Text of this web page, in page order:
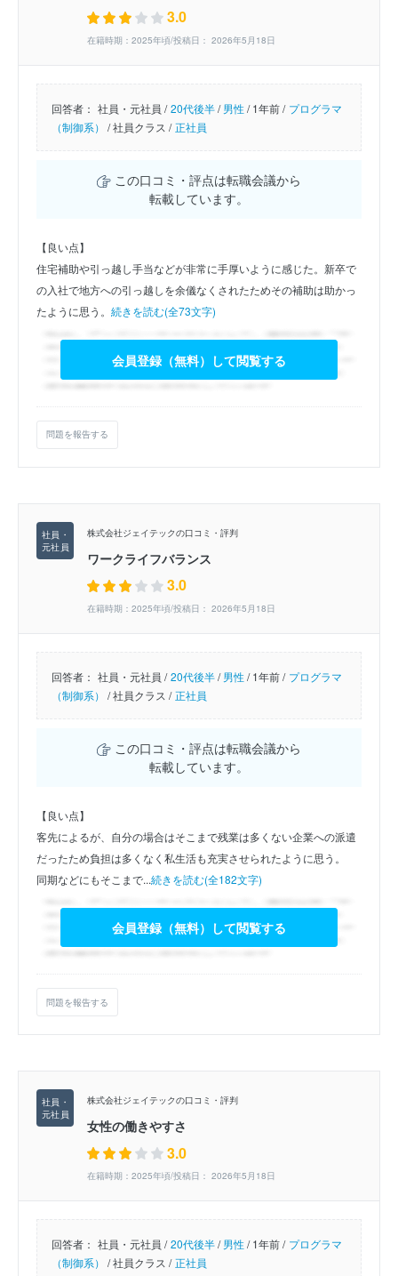
3.0
在籍時期：2025年頃/投稿日： 2026年5月18日
回答者： 社員・元社員 / 20代後半/男性/1年前 / プログラマ
（制御系） /社員クラス / 正社員
この口コミ・評点は転職会議から
転載しています。
【良い点】
住宅補助や引っ越し手当などが非常に手厚いように感じた。新卒で
の入社で地方への引っ越しを余儀なくされたためその補助は助かっ
たように思う。 続きを読む(全73文字)
会員登録（無料）して閲覧する
問題を報告する
株式会社ジェイテックの口コミ・評判
ワークライフバランス
3.0
在籍時期：2025年頃/投稿日： 2026年5月18日
回答者： 社員・元社員 / 20代後半/男性/1年前 / プログラマ
（制御系） /社員クラス / 正社員
この口コミ・評点は転職会議から
転載しています。
【良い点】
客先によるが、自分の場合はそこまで残業は多くない企業への派遣
だったため負担は多くなく私生活も充実させられたように思う。
同期などにもそこまで...続きを読む(全182文字)
会員登録（無料）して閲覧する
問題を報告する
株式会社ジェイテックの口コミ・評判
女性の働きやすさ
3.0
在籍時期：2025年頃/投稿日： 2026年5月18日
回答者： 社員・元社員 / 20代後半/男性/1年前 / プログラマ
（制御系） /社員クラス / 正社員